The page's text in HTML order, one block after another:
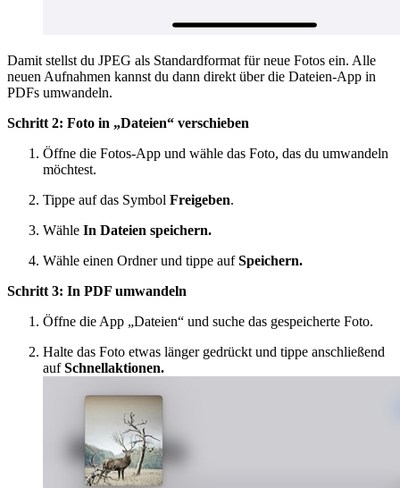
Damit stellst du JPEG als Standardformat für neue Fotos ein. Alle
neuen Aufnahmen kannst du dann direkt über die Dateien-App in
PDFs umwandeln.
Schritt 2: Foto in „Dateien“ verschieben
Öffne die Fotos-App und wähle das Foto, das du umwandeln
möchtest.
Tippe auf das Symbol Freigeben.
Wähle In Dateien speichern.
Wähle einen Ordner und tippe aufSpeichern.
Schritt 3: In PDF umwandeln
Öffne die App „Dateien“ und suche das gespeicherte Foto.
Halte das Foto etwas länger gedrückt und tippe anschließend
aufSchnellaktionen.